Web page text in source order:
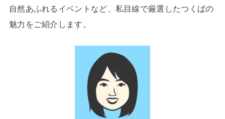
自然あふれるイベントなど、私目線で厳選したつくばの
魅力をご紹介します。